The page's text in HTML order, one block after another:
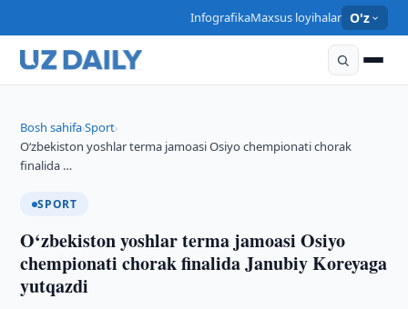
InfografikaMaxsus loyihalar O'z
Bosh sahifa›Sport›
O‘zbekiston yoshlar terma jamoasi Osiyo chempionati chorak
finalida …
SPORT
O‘zbekiston yoshlar terma jamoasi Osiyo
chempionati chorak finalida Janubiy Koreyaga
yutqazdi